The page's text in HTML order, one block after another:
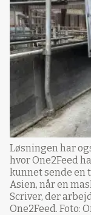
Løsningen har
hvor One2Feed
kunnet sende en
Asien, når en
Scriver, der
One2Feed. Foto: